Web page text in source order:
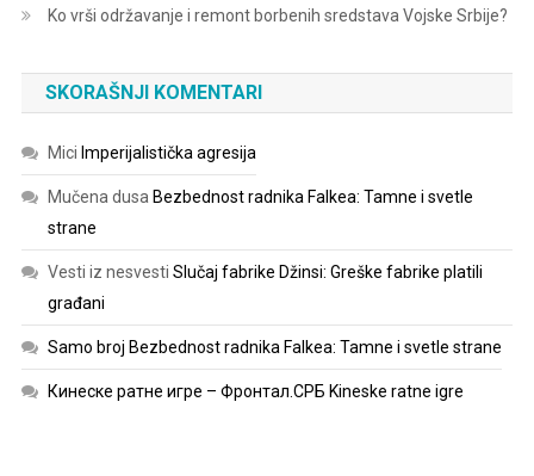
Ko vrši održavanje i remont borbenih sredstava Vojske Srbije?
SKORAŠNJI KOMENTARI
Mici Imperijalistička agresija
Mučena dusa Bezbednost radnika Falkea: Tamne i svetle
strane
Vesti iz nesvesti Slučaj fabrike Džinsi: Greške fabrike platili
građani
Samo broj Bezbednost radnika Falkea: Tamne i svetle strane
Кинеске ратне игре – Фронтал.СРБ Kineske ratne igre